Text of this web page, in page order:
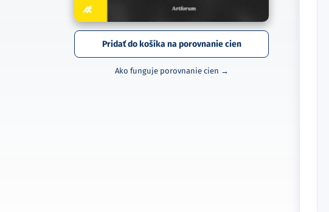
Pridať do košíka na porovnanie cien
Ako funguje porovnanie cien →